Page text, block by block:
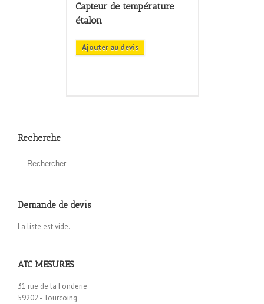
Capteur de température
étalon
Ajouter au devis
Recherche
Demande de devis
La liste est vide.
ATC MESURES
31 rue de la Fonderie
59202 - Tourcoing